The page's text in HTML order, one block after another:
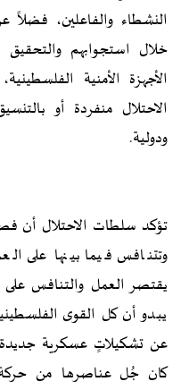
النشطاء والفاعلين، فضلاً
خلال استجوابهم والتحقيق
الأجهزة الأمنية
الاحتلال منفردة أو
ودولية.
تؤكد سلطات الاحتلال أن
وتتنافس فيما بينها على
يقتصر العمل والتنافس
يبدو أن كل القوى
عن تشكيلاتٍ عسكرية جديدة
كان جُل عناصرها من